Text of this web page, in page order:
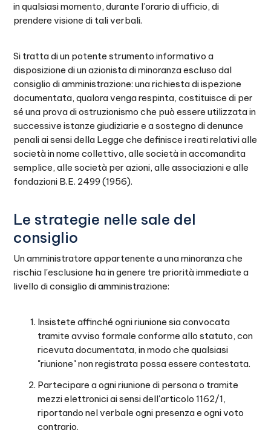
in qualsiasi momento, durante l’orario di ufficio, di
prendere visione di tali verbali.
Si tratta di un potente strumento informativo a
disposizione di un azionista di minoranza escluso dal
consiglio di amministrazione: una richiesta di ispezione
documentata, qualora venga respinta, costituisce di per
sé una prova di ostruzionismo che può essere utilizzata in
successive istanze giudiziarie e a sostegno di denunce
penali ai sensi della Legge che definisce i reati relativi alle
società in nome collettivo, alle società in accomandita
semplice, alle società per azioni, alle associazioni e alle
fondazioni B.E. 2499 (1956).
Le strategie nelle sale del
consiglio
Un amministratore appartenente a una minoranza che
rischia l'esclusione ha in genere tre priorità immediate a
livello di consiglio di amministrazione:
Insistete affinché ogni riunione sia convocata
tramite avviso formale conforme allo statuto, con
ricevuta documentata, in modo che qualsiasi
"riunione" non registrata possa essere contestata.
Partecipare a ogni riunione di persona o tramite
mezzi elettronici ai sensi dell'articolo 1162/1,
riportando nel verbale ogni presenza e ogni voto
contrario.